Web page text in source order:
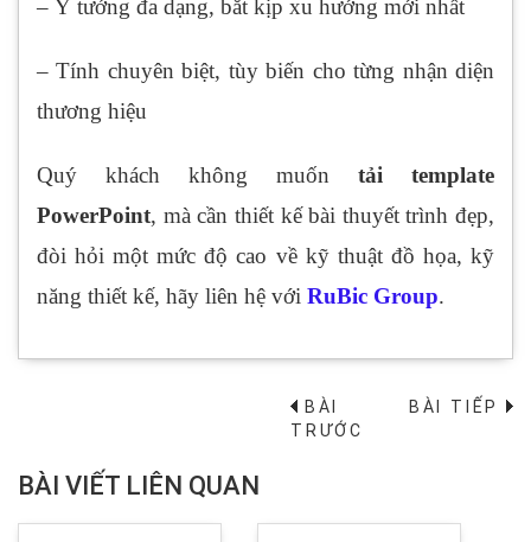
– Ý tưởng đa dạng, bắt kịp xu hướng mới nhất
– Tính chuyên biệt, tùy biến cho từng nhận diện
thương hiệu
Quý khách không muốn tải template
PowerPoint, mà cần thiết kế bài thuyết trình đẹp,
đòi hỏi một mức độ cao về kỹ thuật đồ họa, kỹ
năng thiết kế, hãy liên hệ với RuBic Group.
BÀI
TRƯỚC
BÀI TIẾP→
BÀI VIẾT LIÊN QUAN